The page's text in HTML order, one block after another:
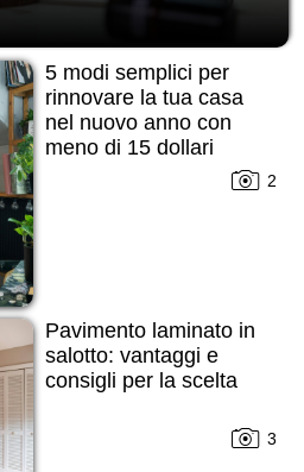
5 modi semplici per
rinnovare la tua casa
nel nuovo anno con
meno di 15 dollari
2
Pavimento laminato in
salotto: vantaggi e
consigli per la scelta
3